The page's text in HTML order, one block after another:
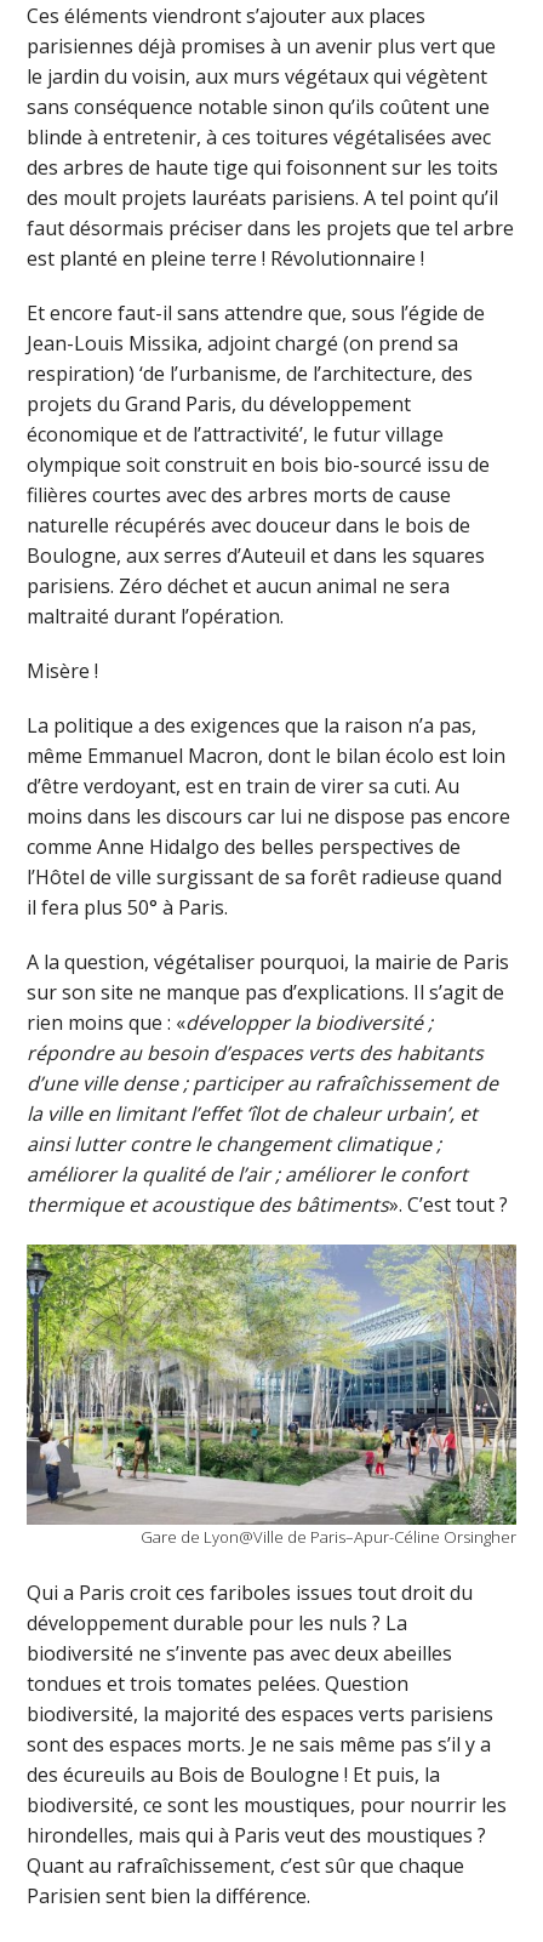
Ces éléments viendront s’ajouter aux places
parisiennes déjà promises à un avenir plus vert que
le jardin du voisin, aux murs végétaux qui végètent
sans conséquence notable sinon qu’ils coûtent une
blinde à entretenir, à ces toitures végétalisées avec
des arbres de haute tige qui foisonnent sur les toits
des moult projets lauréats parisiens. A tel point qu’il
faut désormais préciser dans les projets que tel arbre
est planté en pleine terre ! Révolutionnaire !
Et encore faut-il sans attendre que, sous l’égide de
Jean-Louis Missika, adjoint chargé (on prend sa
respiration) ‘de l’urbanisme, de l’architecture, des
projets du Grand Paris, du développement
économique et de l’attractivité’, le futur village
olympique soit construit en bois bio-sourcé issu de
filières courtes avec des arbres morts de cause
naturelle récupérés avec douceur dans le bois de
Boulogne, aux serres d’Auteuil et dans les squares
parisiens. Zéro déchet et aucun animal ne sera
maltraité durant l’opération.
Misère !
La politique a des exigences que la raison n’a pas,
même Emmanuel Macron, dont le bilan écolo est loin
d’être verdoyant, est en train de virer sa cuti. Au
moins dans les discours car lui ne dispose pas encore
comme Anne Hidalgo des belles perspectives de
l’Hôtel de ville surgissant de sa forêt radieuse quand
il fera plus 50° à Paris.
A la question, végétaliser pourquoi, la mairie de Paris
sur son site ne manque pas d’explications. Il s’agit de
rien moins que : «développer la biodiversité ;
répondre au besoin d’espaces verts des habitants
d’une ville dense ; participer au rafraîchissement de
la ville en limitant l’effet ‘îlot de chaleur urbain’, et
ainsi lutter contre le changement climatique ;
améliorer la qualité de l’air ; améliorer le confort
thermique et acoustique des bâtiments». C’est tout ?
Gare de Lyon@Ville de Paris–Apur-Céline Orsingher
Qui a Paris croit ces fariboles issues tout droit du
développement durable pour les nuls ? La
biodiversité ne s’invente pas avec deux abeilles
tondues et trois tomates pelées. Question
biodiversité, la majorité des espaces verts parisiens
sont des espaces morts. Je ne sais même pas s’il y a
des écureuils au Bois de Boulogne ! Et puis, la
biodiversité, ce sont les moustiques, pour nourrir les
hirondelles, mais qui à Paris veut des moustiques ?
Quant au rafraîchissement, c’est sûr que chaque
Parisien sent bien la différence.